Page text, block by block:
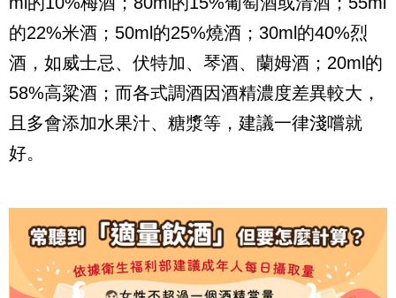
的22%米酒；50ml的25%燒酒；30ml的40%烈
酒，如威士忌、伏特加、琴酒、蘭姆酒；20ml的
58%高粱酒；而各式調酒因酒精濃度差異較大，
且多會添加水果汁、糖漿等，建議一律淺嚐就
好。